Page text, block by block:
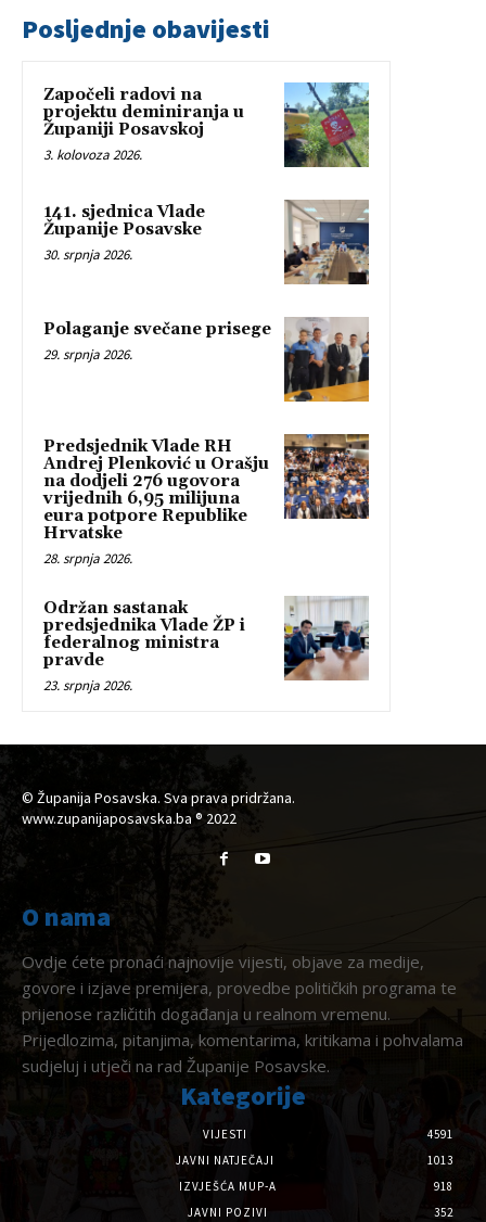
Posljednje obavijesti
Započeli radovi na
projektu deminiranja u
Županiji Posavskoj
3. kolovoza 2026.
141. sjednica Vlade
Županije Posavske
30. srpnja 2026.
Polaganje svečane prisege
29. srpnja 2026.
Predsjednik Vlade RH
Andrej Plenković u Orašju
na dodjeli 276 ugovora
vrijednih 6,95 milijuna
eura potpore Republike
Hrvatske
28. srpnja 2026.
Održan sastanak
predsjednika Vlade ŽP i
federalnog ministra
pravde
23. srpnja 2026.
© Županija Posavska. Sva prava pridržana.
www.zupanijaposavska.ba ® 2022
O nama
Ovdje ćete pronaći najnovije vijesti, objave za medije,
govore i izjave premijera, provedbe političkih programa te
prijenose različitih događanja u realnom vremenu.
Prijedlozima, pitanjima, komentarima, kritikama i pohvalama
sudjeluj i utječi na rad Županije Posavske.
Kategorije
VIJESTI
4591
JAVNI NATJEČAJI
1013
IZVJEŠĆA MUP-A
918
JAVNI POZIVI
352